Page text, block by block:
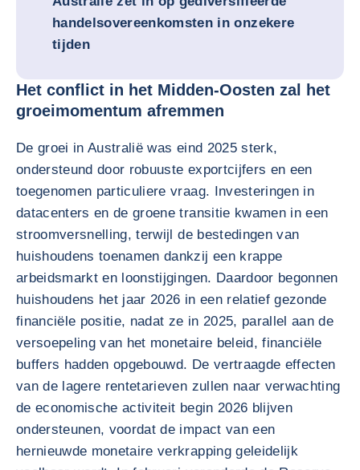
handelsovereenkomsten in onzekere
tijden
Het conflict in het Midden-Oosten zal het
groeimomentum afremmen
De groei in Australië was eind 2025 sterk,
ondersteund door robuuste exportcijfers en een
toegenomen particuliere vraag. Investeringen in
datacenters en de groene transitie kwamen in een
stroomversnelling, terwijl de bestedingen van
huishoudens toenamen dankzij een krappe
arbeidsmarkt en loonstijgingen. Daardoor begonnen
huishoudens het jaar 2026 in een relatief gezonde
financiële positie, nadat ze in 2025, parallel aan de
versoepeling van het monetaire beleid, financiële
buffers hadden opgebouwd. De vertraagde effecten
van de lagere rentetarieven zullen naar verwachting
de economische activiteit begin 2026 blijven
ondersteunen, voordat de impact van een
hernieuwde monetaire verkrapping geleidelijk